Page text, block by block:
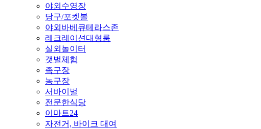
야외수영장
당구/포켓볼
야외바베큐테라스존
레크레이션대형룸
실외놀이터
갯벌체험
족구장
농구장
서바이벌
전문한식당
이마트24
자전거, 바이크 대여